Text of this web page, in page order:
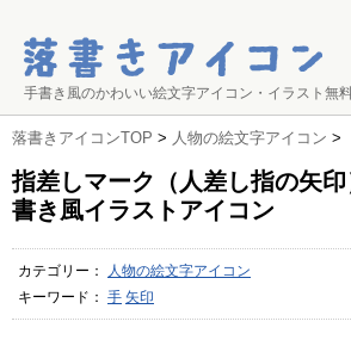
手書き風のかわいい絵文字アイコン・イラスト無
落書きアイコンTOP > 人物の絵文字アイコン >
指差しマーク（人差し指の矢
書き風イラストアイコン
カテゴリー：
人物の絵文字アイコン
キーワード： 手 矢印